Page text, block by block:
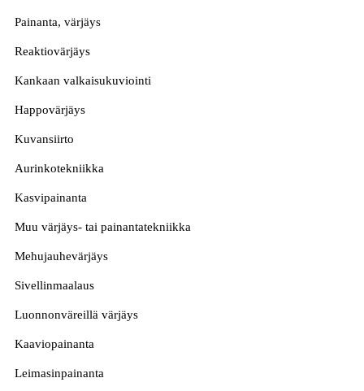
Painanta, värjäys
Reaktiovärjäys
Kankaan valkaisukuviointi
Happovärjäys
Kuvansiirto
Aurinkotekniikka
Kasvipainanta
Muu värjäys- tai painantatekniikka
Mehujauhevärjäys
Sivellinmaalaus
Luonnonväreillä värjäys
Kaaviopainanta
Leimasinpainanta